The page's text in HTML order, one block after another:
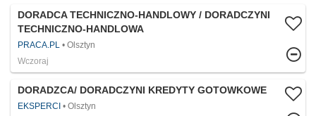
DORADCA TECHNICZNO-HANDLOWY / DORADCZYNI
TECHNICZNO-HANDLOWA
PRACA.PL
Olsztyn
Wczoraj
DORADZCA/ DORADCZYNI KREDYTY GOTOWKOWE
EKSPERCI
Olsztyn